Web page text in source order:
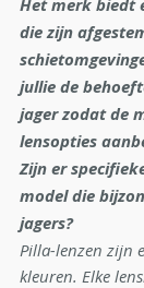
Het merk biedt
die zijn
jullie de
jager zodat de
lensopties
Zijn er
model die
jagers?
Pilla-lenzen zijn
kleuren. Elke